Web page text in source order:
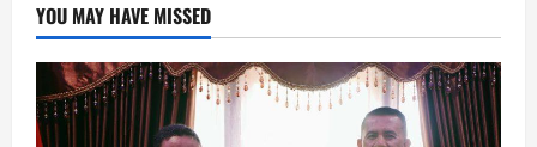
YOU MAY HAVE MISSED